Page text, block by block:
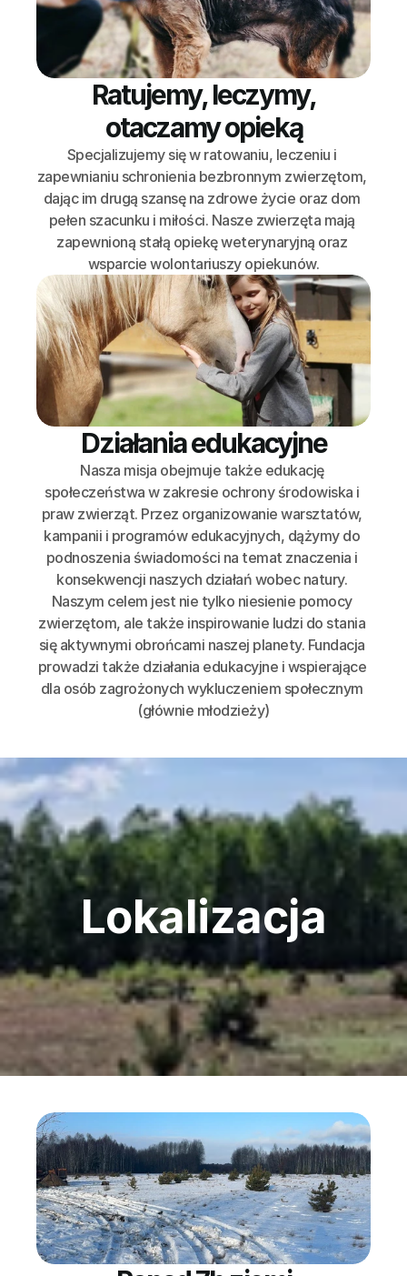
Ratujemy, leczymy,
otaczamy opieką
Specjalizujemy się w ratowaniu, leczeniu i
zapewnianiu schronienia bezbronnym zwierzętom,
dając im drugą szansę na zdrowe życie oraz dom
pełen szacunku i miłości. Nasze zwierzęta mają
zapewnioną stałą opiekę weterynaryjną oraz
wsparcie wolontariuszy opiekunów.
Działania edukacyjne
Nasza misja obejmuje także edukację
społeczeństwa w zakresie ochrony środowiska i
praw zwierząt. Przez organizowanie warsztatów,
kampanii i programów edukacyjnych, dążymy do
podnoszenia świadomości na temat znaczenia i
konsekwencji naszych działań wobec natury.
Naszym celem jest nie tylko niesienie pomocy
zwierzętom, ale także inspirowanie ludzi do stania
się aktywnymi obrońcami naszej planety. Fundacja
prowadzi także działania edukacyjne i wspierające
dla osób zagrożonych wykluczeniem społecznym
(głównie młodzieży)
Lokalizacja